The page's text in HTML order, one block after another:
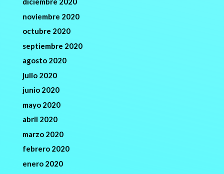
noviembre 2020
octubre 2020
septiembre 2020
agosto 2020
julio 2020
junio 2020
mayo 2020
abril 2020
marzo 2020
febrero 2020
enero 2020